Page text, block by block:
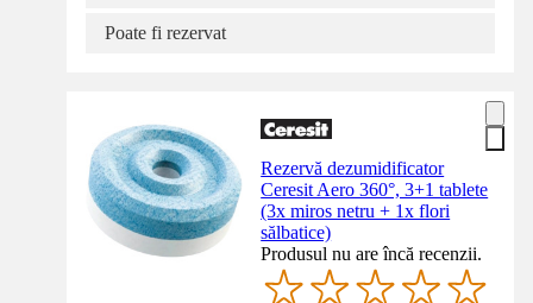
Poate fi rezervat
Rezervă dezumidificator
Ceresit Aero 360°, 3+1 tablete
(3x miros netru + 1x flori
sălbatice)
Produsul nu are încă recenzii.